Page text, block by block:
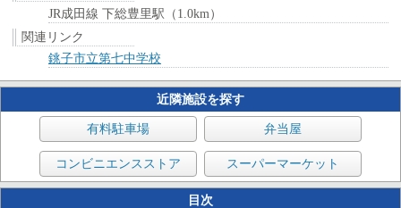
JR成田線 下総豊里駅（1.0km）
関連リンク
銚子市立第七中学校
近隣施設を探す
有料駐車場 弁当屋
コンビニエンスストア スーパーマーケット
目次